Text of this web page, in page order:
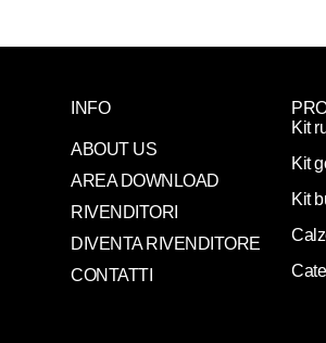
INFO
ABOUT US
AREA DOWNLOAD
RIVENDITORI
DIVENTA RIVENDITORE
CONTATTI
Kit
Kit
Kit